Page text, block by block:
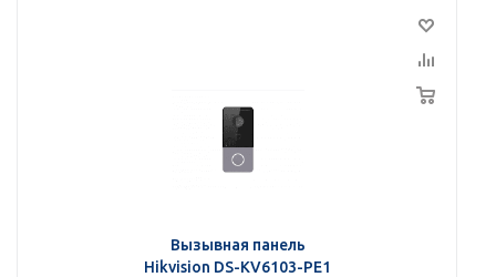
Вызывная панель
Hikvision DS-KV6103-PE1